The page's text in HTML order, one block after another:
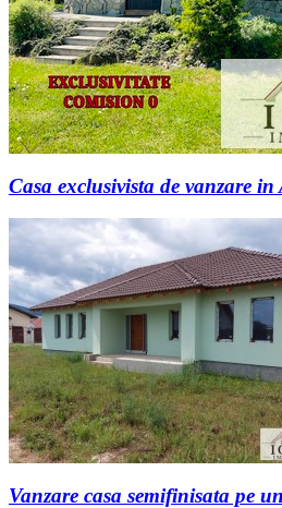
Casa exclusivista de vanzare
Vanzare casa semifinisata pe